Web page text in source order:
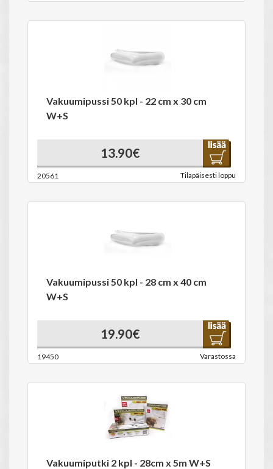
Vakuumipussi 50 kpl - 22 cm x 30 cm
W+S
13.90€
20561 Tilapäisesti loppu
Vakuumipussi 50 kpl - 28 cm x 40 cm
W+S
19.90€
19450 Varastossa
Vakuumiputki 2 kpl - 28cm x 5m W+S